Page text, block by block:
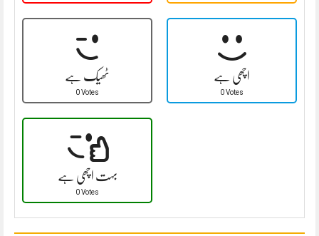
ٹھیک ہے
0 Votes
اچھی ہے
0 Votes
بہت اچھی ہے
0 Votes